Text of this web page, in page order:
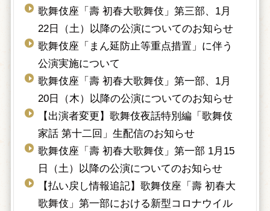
歌舞伎座「壽 初春大歌舞伎」第三部、1月
22日（土）以降の公演についてのお知らせ
歌舞伎座「まん延防止等重点措置」に伴う
公演実施について
歌舞伎座「壽 初春大歌舞伎」第一部、1月
20日（木）以降の公演についてのお知らせ
【出演者変更】歌舞伎夜話特別編「歌舞伎
家話 第十二回」生配信のお知らせ
歌舞伎座「壽 初春大歌舞伎」第一部 1月15
日（土）以降の公演についてのお知らせ
【払い戻し情報追記】歌舞伎座「壽 初春大
歌舞伎」第一部における新型コロナウイル